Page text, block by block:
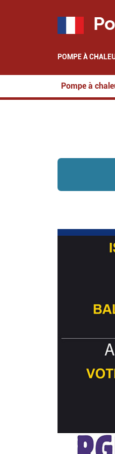
POMPE À
Pompe à